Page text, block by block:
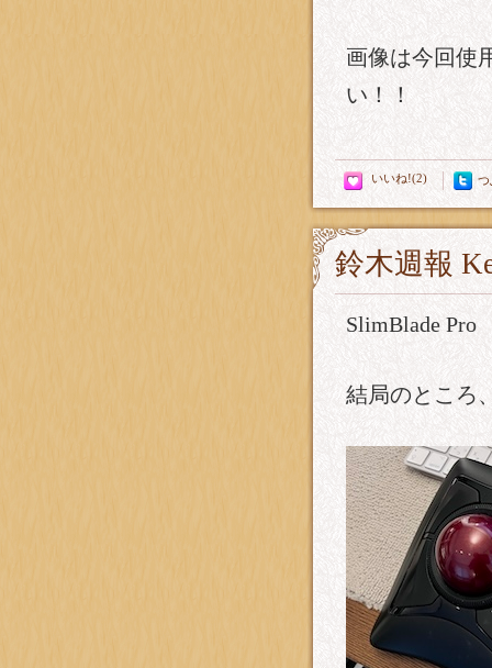
画像は今回使
い！！
つ
鈴木週報
SlimBlade Pro
結局のところ